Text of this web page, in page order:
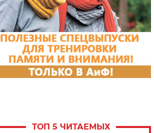
ТОП 5 ЧИТАЕМЫХ